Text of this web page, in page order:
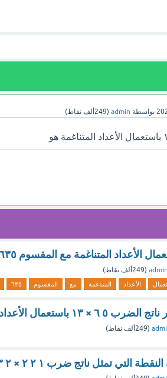
بواسطة admin
(249ألف نقاط)
الأعداد المتناغمة مع المقسوم ٦٣٥ ÷ ٨
admin
(249ألف نقاط)
الأعداد المتناغمة مع المقسوم ٦٣٥
الأعداد المتناغمة
(249ألف نقاط)
تمثل ناتج ضرب ١ ٢ ٢ × ٢ ٣ هي النقطة ع